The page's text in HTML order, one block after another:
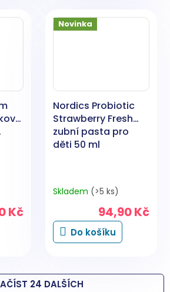
Kč
Novinka
Nordics Probiotic
Strawberry Fresh
zubní pasta pro
děti 50 ml
Skladem (>5 ks)
94,90 Kč
Do košíku
24 DALŠÍCH